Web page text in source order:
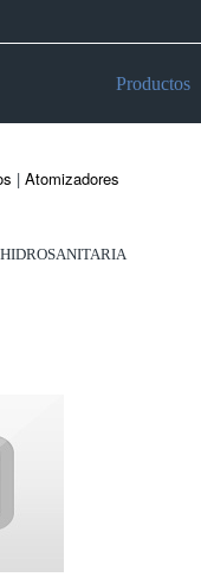
Productos
| Atomizadores
HIDROSANITARIA